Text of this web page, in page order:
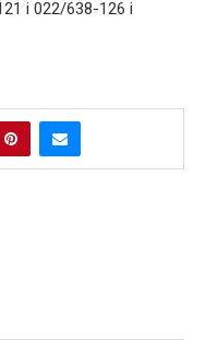
i 022/638-126 i